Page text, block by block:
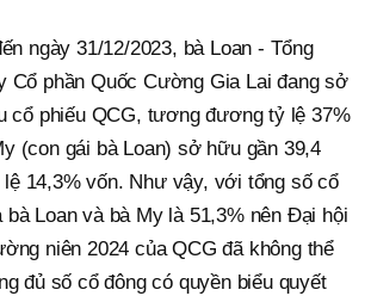
ngày 31/12/2023, bà Loan - Tổng
Cổ phần Quốc Cường Gia Lai đang sở
cổ phiếu QCG, tương đương tỷ lệ 37%
(con gái bà Loan) sở hữu gần 39,4
14,3% vốn. Như vậy, với tổng số cổ
Loan và bà My là 51,3% nên Đại hội
niên 2024 của QCG đã không thể
đủ số cổ đông có quyền biểu quyết